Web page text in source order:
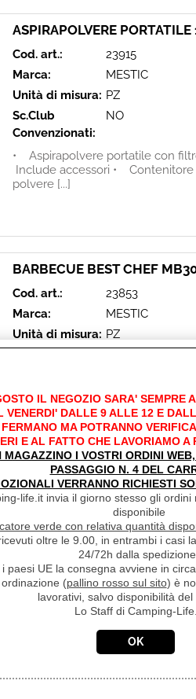
ASPIRAPOLVERE
Cod. art.:
23915
Marca:
MESTIC
Unità di misura: PZ
Sc.Club
Convenzionati:
NO
• Aspirapolvere portatile con
Include accessori • Contenitore
polvere [...]
BARBECUE BEST CHEF
Cod. art.:
23853
Marca:
MESTIC
Unità di misura: PZ
C’è solo un modo per concludere
giornata estiva. Facendo un
barbecue! Prepara i pasti più
Mestic Mini Chef MB-100. [...]
BARBECUE MINI CHEF
Cod. art.:
23852
MESTIC
Unità di misura:
NO
IL NEGOZIO SARA' SEMPRE
VENERDI' DALLE 9 ALLE 12 E
MA POTRANNO
E AL FATTO CHE LAVORIAMO A
MAGAZZINO I VOSTRI ORDINI
PASSAGGIO N. 4 DEL
VERRANNO RICHIESTI
life.it invia il giorno stesso gli
disponibile
verde con relativa quantità
oltre le 9.00, in entrambi i casi
24/72h dalla
i paesi UE la consegna avviene in
(pallino rosso sul sito) è
lavorativi, salvo disponibilità del
Lo Staff di Camping-